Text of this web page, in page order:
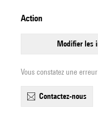
action
modifier
Vous constatez une
contactez-nous